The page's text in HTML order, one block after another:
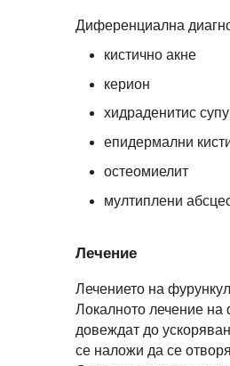
Диференциална
кистично акне
керион
хидраденитис
епидермални
остеомиелит
мултиплени
Лечение
Лечението на
Локалното лечение на
довеждат до
се наложи да се